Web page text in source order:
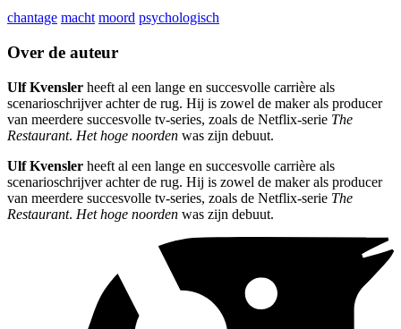
chantage macht moord psychologisch
Over de auteur
Ulf Kvensler heeft al een lange en succesvolle carrière als
scenarioschrijver achter de rug. Hij is zowel de maker als producer
van meerdere succesvolle tv-series, zoals de Netflix-serie The
Restaurant. Het hoge noorden was zijn debuut.
Ulf Kvensler heeft al een lange en succesvolle carrière als
scenarioschrijver achter de rug. Hij is zowel de maker als producer
van meerdere succesvolle tv-series, zoals de Netflix-serie The
Restaurant. Het hoge noorden was zijn debuut.